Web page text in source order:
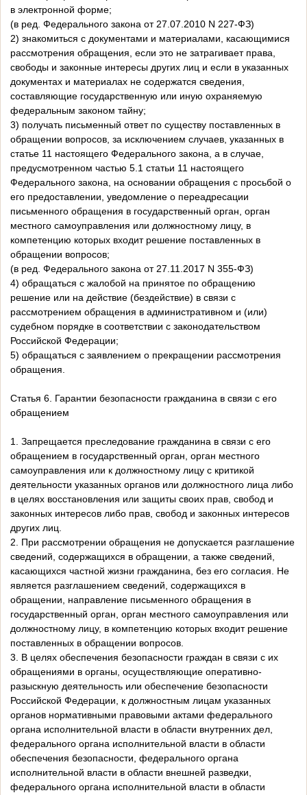
в электронной форме;
(в ред. Федерального закона от 27.07.2010 N 227-ФЗ)
2) знакомиться с документами и материалами, касающимися
рассмотрения обращения, если это не затрагивает права,
свободы и законные интересы других лиц и если в указанных
документах и материалах не содержатся сведения,
составляющие государственную или иную охраняемую
федеральным законом тайну;
3) получать письменный ответ по существу поставленных в
обращении вопросов, за исключением случаев, указанных в
статье 11 настоящего Федерального закона, а в случае,
предусмотренном частью 5.1 статьи 11 настоящего
Федерального закона, на основании обращения с просьбой о
его предоставлении, уведомление о переадресации
письменного обращения в государственный орган, орган
местного самоуправления или должностному лицу, в
компетенцию которых входит решение поставленных в
обращении вопросов;
(в ред. Федерального закона от 27.11.2017 N 355-ФЗ)
4) обращаться с жалобой на принятое по обращению
решение или на действие (бездействие) в связи с
рассмотрением обращения в административном и (или)
судебном порядке в соответствии с законодательством
Российской Федерации;
5) обращаться с заявлением о прекращении рассмотрения
обращения.
Статья 6. Гарантии безопасности гражданина в связи с его
обращением
1. Запрещается преследование гражданина в связи с его
обращением в государственный орган, орган местного
самоуправления или к должностному лицу с критикой
деятельности указанных органов или должностного лица либо
в целях восстановления или защиты своих прав, свобод и
законных интересов либо прав, свобод и законных интересов
других лиц.
2. При рассмотрении обращения не допускается разглашение
сведений, содержащихся в обращении, а также сведений,
касающихся частной жизни гражданина, без его согласия. Не
является разглашением сведений, содержащихся в
обращении, направление письменного обращения в
государственный орган, орган местного самоуправления или
должностному лицу, в компетенцию которых входит решение
поставленных в обращении вопросов.
3. В целях обеспечения безопасности граждан в связи с их
обращениями в органы, осуществляющие оперативно-
разыскную деятельность или обеспечение безопасности
Российской Федерации, к должностным лицам указанных
органов нормативными правовыми актами федерального
органа исполнительной власти в области внутренних дел,
федерального органа исполнительной власти в области
обеспечения безопасности, федерального органа
исполнительной власти в области внешней разведки,
федерального органа исполнительной власти в области